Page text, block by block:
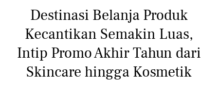
Destinasi Belanja Produk
Kecantikan Semakin Luas,
Intip Promo Akhir Tahun dari
Skincare hingga Kosmetik